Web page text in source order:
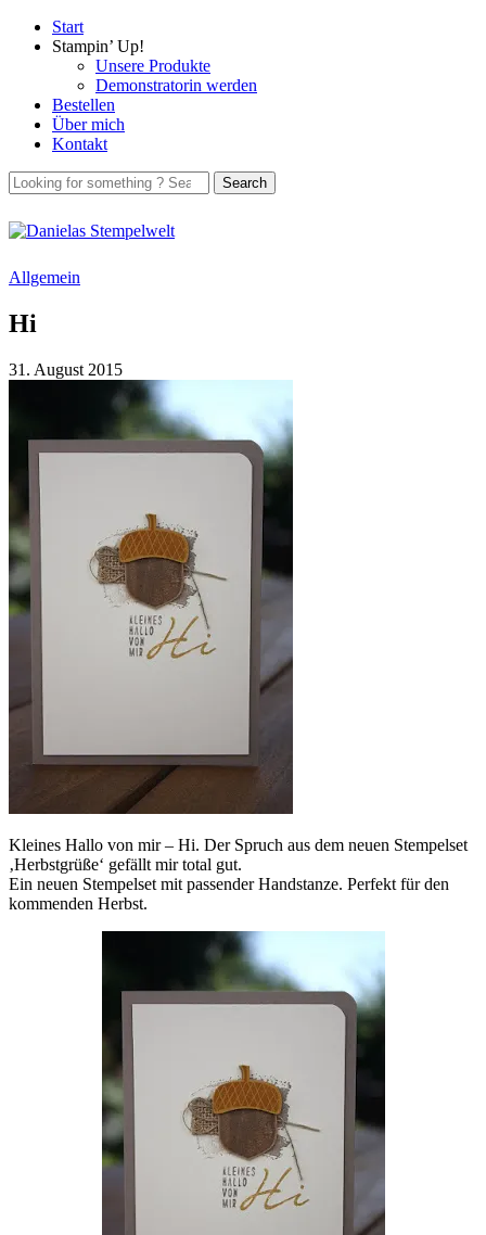
Start
Stampin’ Up!
Unsere Produkte
Demonstratorin werden
Bestellen
Über mich
Kontakt
Allgemein
Hi
31. August 2015
Kleines Hallo von mir – Hi. Der Spruch aus dem neuen Stempelset
‚Herbstgrüße‘ gefällt mir total gut.
Ein neuen Stempelset mit passender Handstanze. Perfekt für den
kommenden Herbst.